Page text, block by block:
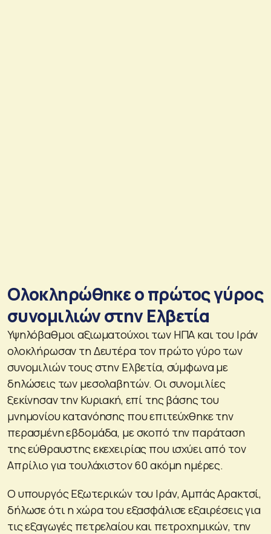
Ολοκληρώθηκε ο πρώτος γύρος
συνομιλιών στην Ελβετία
Υψηλόβαθμοι αξιωματούχοι των ΗΠΑ και του Ιράν
ολοκλήρωσαν τη Δευτέρα τον πρώτο γύρο των
συνομιλιών τους στην Ελβετία, σύμφωνα με
δηλώσεις των μεσολαβητών. Οι συνομιλίες
ξεκίνησαν την Κυριακή, επί της βάσης του
μνημονίου κατανόησης που επιτεύχθηκε την
περασμένη εβδομάδα, με σκοπό την παράταση
της εύθραυστης εκεχειρίας που ισχύει από τον
Απρίλιο για τουλάχιστον 60 ακόμη ημέρες.
Ο υπουργός Εξωτερικών του Ιράν, Αμπάς Αρακτσί,
δήλωσε ότι η χώρα του εξασφάλισε εξαιρέσεις για
τις εξαγωγές πετρελαίου και πετροχημικών, την